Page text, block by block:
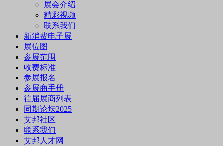
展会介绍
精彩视频
联系我们
新消费电子展
展位图
参展范围
收费标准
参展报名
参展商手册
往届展商列表
同期论坛2025
艾邦社区
联系我们
艾邦人才网